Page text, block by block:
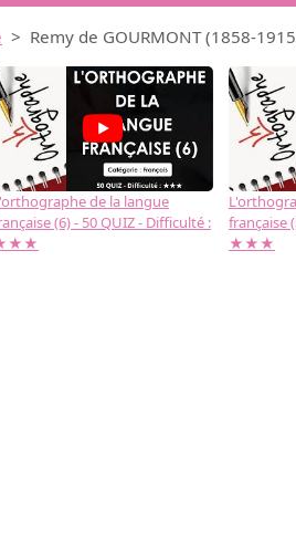
Remy de GOURMONT (1858-
de la langue
(6) - 50 QUIZ - Difficulté :
française
★★★